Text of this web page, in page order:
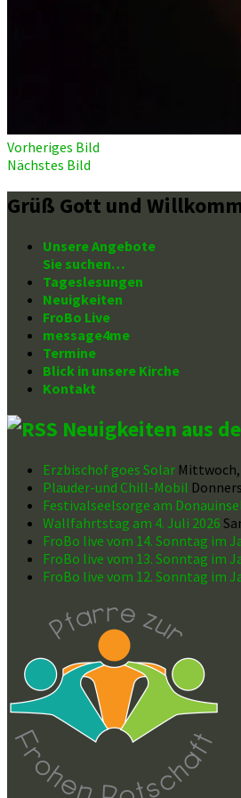
Vorheriges Bild
Nächstes Bild
Grüß Gott und
Unsere Angebote
Sie suchen…
Tageslesungen
Neuigkeiten
FroBo Live
message4me
Termine
Blick in unsere Kirche
Kontakt
Neuigkeiten aus
Erzbischof goes Solar Mittwoch,
Plauder-und Chill-Mobil
Festivalseelsorge am
Wallfahrtstag am 4. Juli 2026
FroBo live vom 14. Sonntag im
FroBo live vom 13. Sonntag im
FroBo live vom 12. Sonntag im